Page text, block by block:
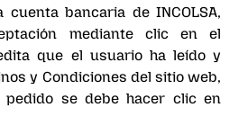
cuenta bancaria de INCOLSA,
mediante clic en el
que el usuario ha leído y
y Condiciones del sitio web,
se debe hacer clic en